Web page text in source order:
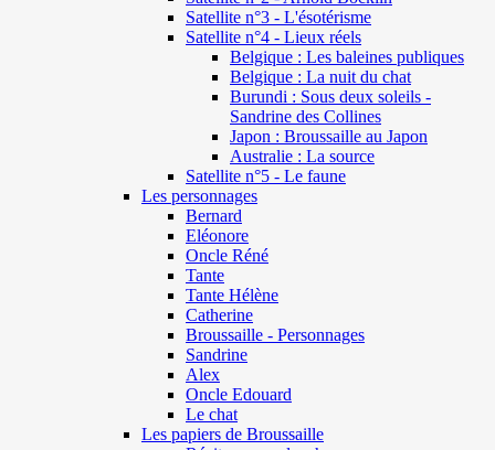
Satellite n°3 - L'ésotérisme
Satellite n°4 - Lieux réels
Belgique : Les baleines publiques
Belgique : La nuit du chat
Burundi : Sous deux soleils -
Sandrine des Collines
Japon : Broussaille au Japon
Australie : La source
Satellite n°5 - Le faune
Les personnages
Bernard
Eléonore
Oncle Réné
Tante
Tante Hélène
Catherine
Broussaille - Personnages
Sandrine
Alex
Oncle Edouard
Le chat
Les papiers de Broussaille